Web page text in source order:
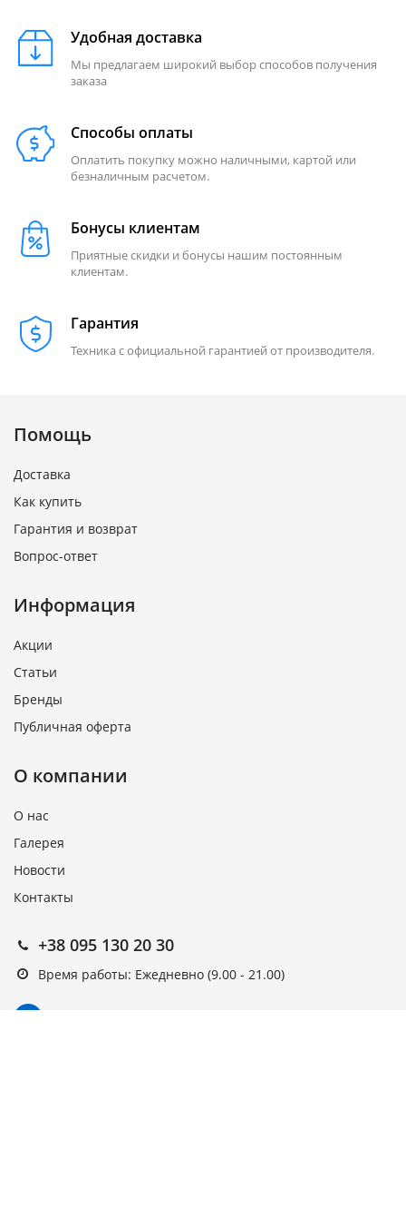
Удобная доставка
Мы предлагаем широкий выбор способов получения
заказа
Способы оплаты
Оплатить покупку можно наличными, картой или
безналичным расчетом.
Бонусы клиентам
Приятные скидки и бонусы нашим постоянным
клиентам.
Гарантия
Техника с официальной гарантией от производителя.
Помощь
Доставка
Как купить
Гарантия и возврат
Вопрос-ответ
Информация
Акции
Статьи
Бренды
Публичная оферта
О компании
О нас
Галерея
Новости
Контакты
+38 095 130 20 30
Время работы: Ежедневно (9.00 - 21.00)